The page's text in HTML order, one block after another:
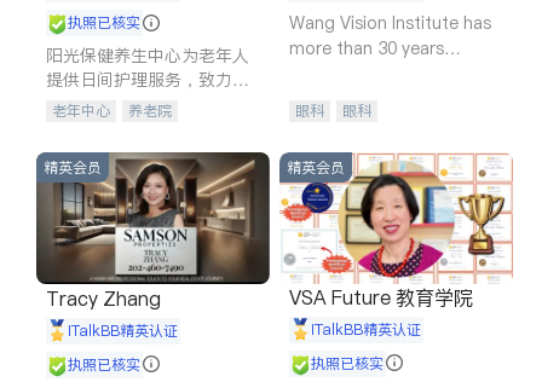
执照已核实
阳光保健养生中心为老年人
提供日间护理服务，致力于
通过持续的护理创新来有效
老年中心 养老院
Wang Vision Institute has
more than 30 years
眼科 眼科
精英会员
Tracy Zhang
iTalkBB精英认证
执照已核实
精英会员
VSA Future 教育学院
iTalkBB精英认证
执照已核实